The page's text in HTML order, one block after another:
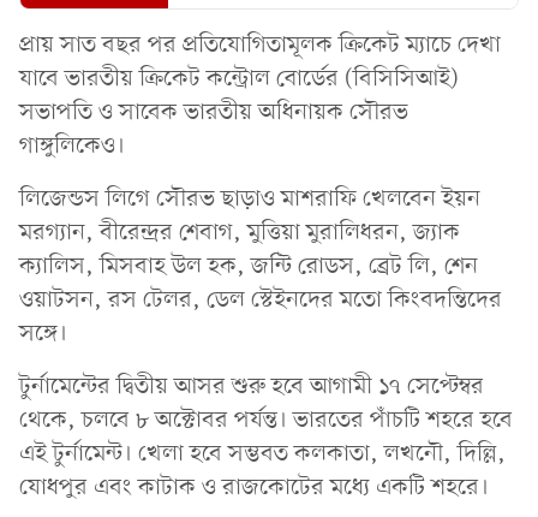
প্রায় সাত বছর পর প্রতিযোগিতামূলক ক্রিকেট ম্যাচে দেখা
যাবে ভারতীয় ক্রিকেট কন্ট্রোল বোর্ডের (বিসিসিআই)
সভাপতি ও সাবেক ভারতীয় অধিনায়ক সৌরভ
গাঙ্গুলিকেও।
লিজেন্ডস লিগে সৌরভ ছাড়াও মাশরাফি খেলবেন ইয়ন
মরগ্যান, বীরেন্দ্রর শেবাগ, মুত্তিয়া মুরালিধরন, জ্যাক
ক্যালিস, মিসবাহ উল হক, জন্টি রোডস, ব্রেট লি, শেন
ওয়াটসন, রস টেলর, ডেল স্টেইনদের মতো কিংবদন্তিদের
সঙ্গে।
টুর্নামেন্টের দ্বিতীয় আসর শুরু হবে আগামী ১৭ সেপ্টেম্বর
থেকে, চলবে ৮ অক্টোবর পর্যন্ত। ভারতের পাঁচটি শহরে হবে
এই টুর্নামেন্ট। খেলা হবে সম্ভবত কলকাতা, লখনৌ, দিল্লি,
যোধপুর এবং কাটাক ও রাজকোটের মধ্যে একটি শহরে।